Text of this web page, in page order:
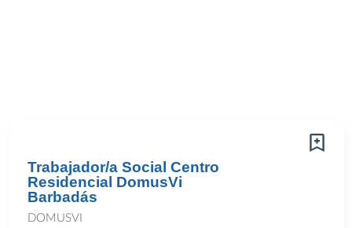
Trabajador/a Social Centro
Residencial DomusVi
Barbadás
DOMUSVI